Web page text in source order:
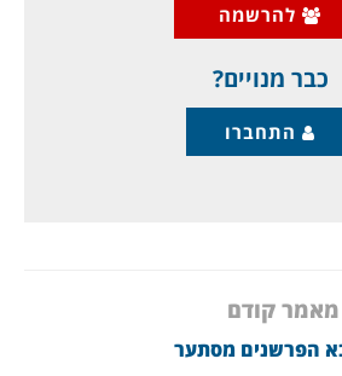
ולכן, אין מקום לשום
להרשמה
כבר מנויים?
התחברו
מאמר קודם
הפרשנים מסתער